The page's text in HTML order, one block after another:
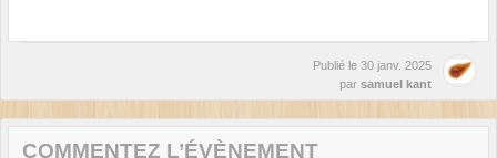
Publié le 30 janv. 2025
par samuel kant
COMMENTEZ L’ÉVÈNEMENT